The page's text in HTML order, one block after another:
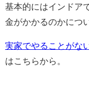
基本的にはインドア
金がかかるのかにつ
実家でやることがな
はこちらから。